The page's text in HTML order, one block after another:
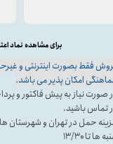
فقط بصورت اینترنتی و
امکان پذیر می باشد.
تماس باشید.
حمل در تهران و شهرستان
ها تا ۱۳/۳۰
برای مشاهده نماد